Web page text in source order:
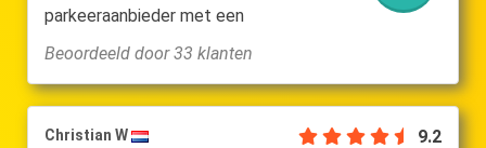
parkeeraanbieder met een
Beoordeeld door 33 klanten
Christian W 9.2